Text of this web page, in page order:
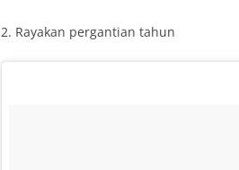
2. Rayakan pergantian tahun